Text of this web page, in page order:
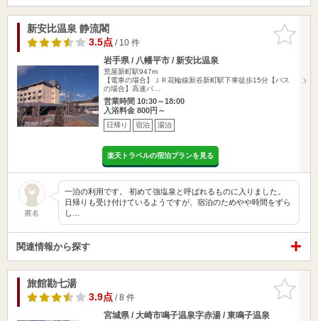
お気に入
りに追加
新安比温泉 静流閣
3.5点/ 10 件
岩手県 / 八幡平市 / 新安比温泉
荒屋新町駅947m
【電車の場合】ＪＲ花輪線新谷新町駅下車徒歩15分【バス
の場合】高速バ…
営業時間 10:30～18:00
入浴料金 800円～
日帰り 宿泊 湯治
楽天トラベルの宿泊プランを見る
匿名
一泊の利用です。 初めて強塩泉と呼ばれるものに入りました。
日帰りも受け付けているようですが、宿泊のためやや時間をずら
し…
関連情報から探す
お気に入
りに追加
旅館勘七湯
3.9点/ 8 件
宮城県 / 大崎市鳴子温泉字赤湯 / 東鳴子温泉